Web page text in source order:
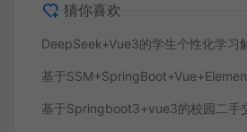
猜你喜欢